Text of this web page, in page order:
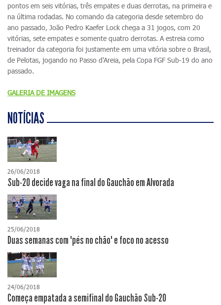
pontos em seis vitórias, três empates e duas derrotas, na primeira e
na última rodadas. No comando da categoria desde setembro do
ano passado, João Pedro Kaefer Lock chega a 31 jogos, com 20
vitórias, sete empates e somente quatro derrotas. A estreia como
treinador da categoria foi justamente em uma vitória sobre o Brasil,
de Pelotas, jogando no Passo d'Areia, pela Copa FGF Sub-19 do ano
passado.
GALERIA DE IMAGENS
NOTÍCIAS
26/06/2018
Sub-20 decide vaga na final do Gauchão em Alvorada
25/06/2018
Duas semanas com "pés no chão" e foco no acesso
24/06/2018
Começa empatada a semifinal do Gauchão Sub-20